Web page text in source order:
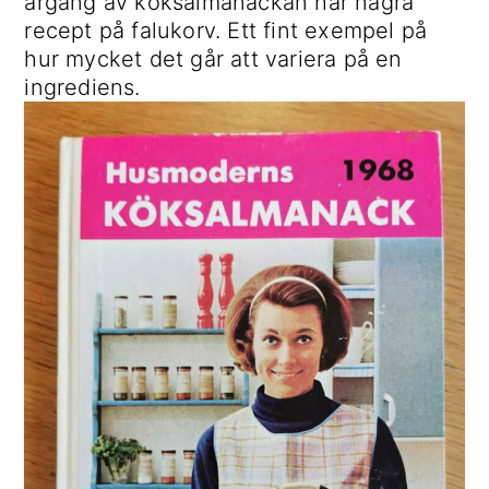
recept på falukorv. Ett fint exempel på
hur mycket det går att variera på en
ingrediens.